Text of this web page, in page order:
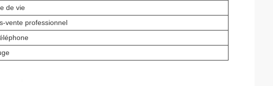
de vie
vente professionnel